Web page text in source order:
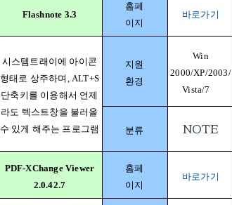
Flashnote 3.3
홈페
이지
바로가기
시스템트래이에 아이콘
형태로 상주하며, ALT+S
단축키를 이용해서 언제
라도 텍스트창을 불러올
수 있게 해주는 프로그램
지원
환경
Win
2000/XP/2003/
Vista/7
분류 NOTE
PDF-XChange Viewer
2.0.42.7
홈페
이지
바로가기